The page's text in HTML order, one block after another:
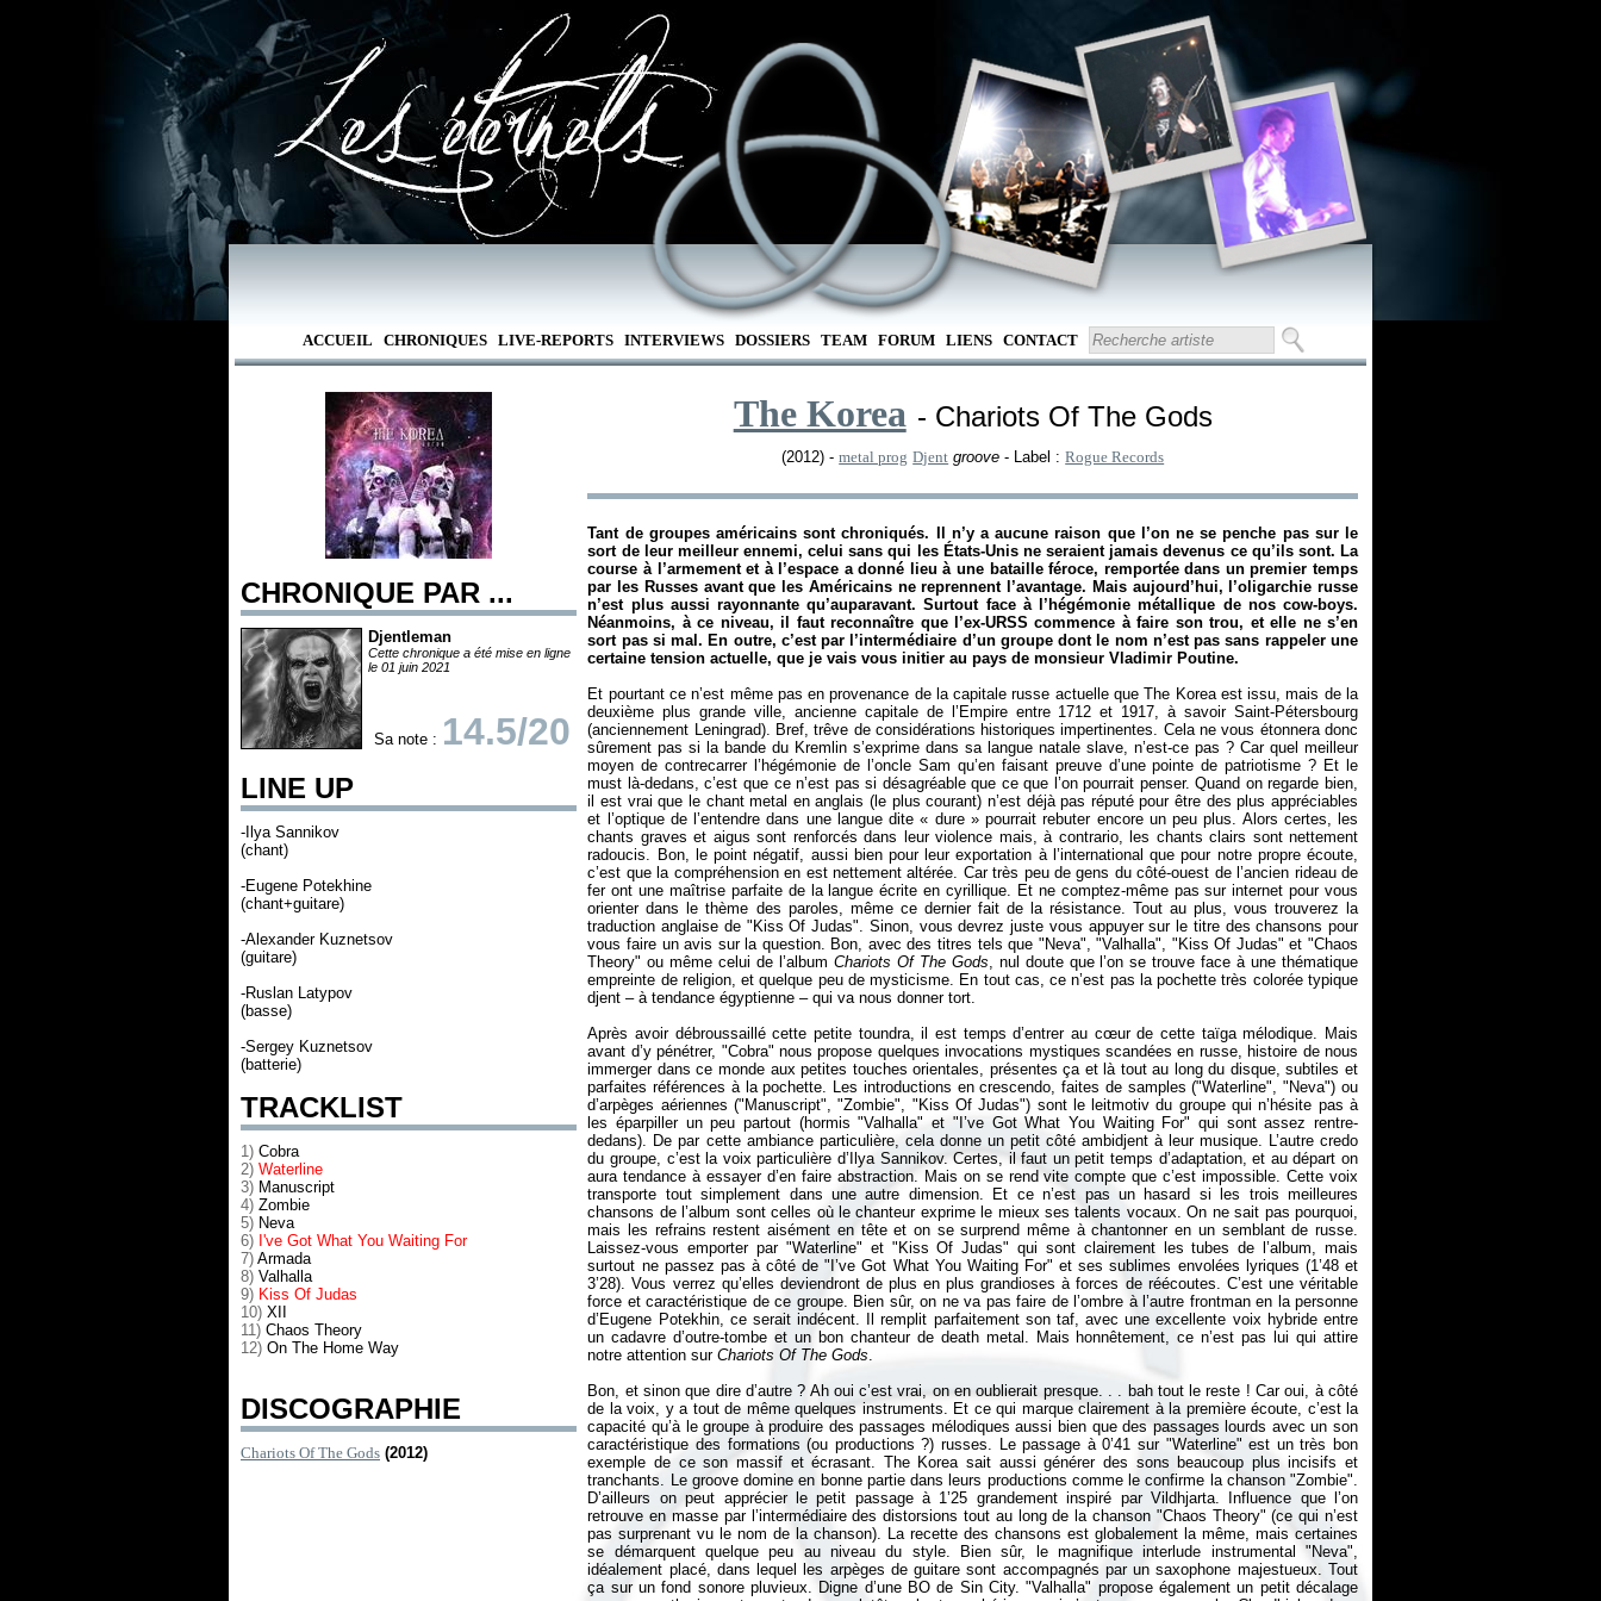
ACCUEIL CHRONIQUES LIVE-REPORTS INTERVIEWS DOSSIERS TEAM FORUM LIENS CONTACT
CHRONIQUE PAR ...
Djentleman
Cette chronique a été mise en ligne
le 01 juin 2021
Sa note : 14.5/20
LINE UP
-Ilya Sannikov
(chant)
-Eugene Potekhine
(chant+guitare)
-Alexander Kuznetsov
(guitare)
-Ruslan Latypov
(basse)
-Sergey Kuznetsov
(batterie)
TRACKLIST
1) Cobra
2) Waterline
3) Manuscript
4) Zombie
5) Neva
6) I've Got What You Waiting For
7) Armada
8) Valhalla
9) Kiss Of Judas
10) XII
11) Chaos Theory
12) On The Home Way
DISCOGRAPHIE
Chariots Of The Gods (2012)
The Korea - Chariots Of The Gods
(2012) -metal prog Djent groove - Label :Rogue Records
Tant de groupes américains sont chroniqués. Il n’y a aucune raison que l’on ne se penche pas sur le
sort de leur meilleur ennemi, celui sans qui les États-Unis ne seraient jamais devenus ce qu’ils sont. La
course à l’armement et à l’espace a donné lieu à une bataille féroce, remportée dans un premier temps
par les Russes avant que les Américains ne reprennent l’avantage. Mais aujourd’hui, l’oligarchie russe
n’est plus aussi rayonnante qu’auparavant. Surtout face à l’hégémonie métallique de nos cow-boys.
Néanmoins, à ce niveau, il faut reconnaître que l’ex-URSS commence à faire son trou, et elle ne s’en
sort pas si mal. En outre, c’est par l’intermédiaire d’un groupe dont le nom n’est pas sans rappeler une
certaine tension actuelle, que je vais vous initier au pays de monsieur Vladimir Poutine.
Et pourtant ce n’est même pas en provenance de la capitale russe actuelle que The Korea est issu, mais de la
deuxième plus grande ville, ancienne capitale de l’Empire entre 1712 et 1917, à savoir Saint-Pétersbourg
(anciennement Leningrad). Bref, trêve de considérations historiques impertinentes. Cela ne vous étonnera donc
sûrement pas si la bande du Kremlin s’exprime dans sa langue natale slave, n’est-ce pas ? Car quel meilleur
moyen de contrecarrer l’hégémonie de l’oncle Sam qu’en faisant preuve d’une pointe de patriotisme ? Et le
must là-dedans, c’est que ce n’est pas si désagréable que ce que l’on pourrait penser. Quand on regarde bien,
il est vrai que le chant metal en anglais (le plus courant) n’est déjà pas réputé pour être des plus appréciables
et l’optique de l’entendre dans une langue dite « dure » pourrait rebuter encore un peu plus. Alors certes, les
chants graves et aigus sont renforcés dans leur violence mais, à contrario, les chants clairs sont nettement
radoucis. Bon, le point négatif, aussi bien pour leur exportation à l’international que pour notre propre écoute,
c’est que la compréhension en est nettement altérée. Car très peu de gens du côté-ouest de l’ancien rideau de
fer ont une maîtrise parfaite de la langue écrite en cyrillique. Et ne comptez-même pas sur internet pour vous
orienter dans le thème des paroles, même ce dernier fait de la résistance. Tout au plus, vous trouverez la
traduction anglaise de "Kiss Of Judas". Sinon, vous devrez juste vous appuyer sur le titre des chansons pour
vous faire un avis sur la question. Bon, avec des titres tels que "Neva", "Valhalla", "Kiss Of Judas" et "Chaos
Theory" ou même celui de l’album Chariots Of The Gods, nul doute que l’on se trouve face à une thématique
empreinte de religion, et quelque peu de mysticisme. En tout cas, ce n’est pas la pochette très colorée typique
djent – à tendance égyptienne – qui va nous donner tort.
Après avoir débroussaillé cette petite toundra, il est temps d’entrer au cœur de cette taïga mélodique. Mais
avant d’y pénétrer, "Cobra" nous propose quelques invocations mystiques scandées en russe, histoire de nous
immerger dans ce monde aux petites touches orientales, présentes ça et là tout au long du disque, subtiles et
parfaites références à la pochette. Les introductions en crescendo, faites de samples ("Waterline", "Neva") ou
d’arpèges aériennes ("Manuscript", "Zombie", "Kiss Of Judas") sont le leitmotiv du groupe qui n’hésite pas à
les éparpiller un peu partout (hormis "Valhalla" et "I’ve Got What You Waiting For" qui sont assez rentre-
dedans). De par cette ambiance particulière, cela donne un petit côté ambidjent à leur musique. L’autre credo
du groupe, c’est la voix particulière d’Ilya Sannikov. Certes, il faut un petit temps d’adaptation, et au départ on
aura tendance à essayer d’en faire abstraction. Mais on se rend vite compte que c’est impossible. Cette voix
transporte tout simplement dans une autre dimension. Et ce n’est pas un hasard si les trois meilleures
chansons de l’album sont celles où le chanteur exprime le mieux ses talents vocaux. On ne sait pas pourquoi,
mais les refrains restent aisément en tête et on se surprend même à chantonner en un semblant de russe.
Laissez-vous emporter par "Waterline" et "Kiss Of Judas" qui sont clairement les tubes de l’album, mais
surtout ne passez pas à côté de "I’ve Got What You Waiting For" et ses sublimes envolées lyriques (1’48 et
3’28). Vous verrez qu’elles deviendront de plus en plus grandioses à forces de réécoutes. C’est une véritable
force et caractéristique de ce groupe. Bien sûr, on ne va pas faire de l’ombre à l’autre frontman en la personne
d’Eugene Potekhin, ce serait indécent. Il remplit parfaitement son taf, avec une excellente voix hybride entre
un cadavre d’outre-tombe et un bon chanteur de death metal. Mais honnêtement, ce n’est pas lui qui attire
notre attention surChariots Of The Gods.
Bon, et sinon que dire d’autre ? Ah oui c’est vrai, on en oublierait presque. . . bah tout le reste ! Car oui, à côté
de la voix, y a tout de même quelques instruments. Et ce qui marque clairement à la première écoute, c’est la
capacité qu’à le groupe à produire des passages mélodiques aussi bien que des passages lourds avec un son
caractéristique des formations (ou productions ?) russes. Le passage à 0’41 sur "Waterline" est un très bon
exemple de ce son massif et écrasant. The Korea sait aussi générer des sons beaucoup plus incisifs et
tranchants. Le groove domine en bonne partie dans leurs productions comme le confirme la chanson "Zombie".
D’ailleurs on peut apprécier le petit passage à 1’25 grandement inspiré par Vildhjarta. Influence que l’on
retrouve en masse par l’intermédiaire des distorsions tout au long de la chanson "Chaos Theory" (ce qui n’est
pas surprenant vu le nom de la chanson). La recette des chansons est globalement la même, mais certaines
se démarquent quelque peu au niveau du style. Bien sûr, le magnifique interlude instrumental "Neva",
idéalement placé, dans lequel les arpèges de guitare sont accompagnés par un saxophone majestueux. Tout
ça sur un fond sonore pluvieux. Digne d’une BO de Sin City. "Valhalla" propose également un petit décalage